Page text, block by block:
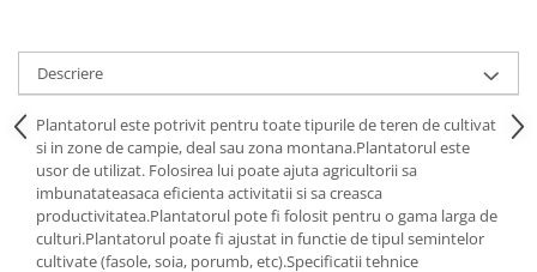
Incubatoare, oparitoare si
deplumatoare
Echipamente pentru animale
Aparate de tuns animale
Piese si accesorii aparate de tuns
animale
Tarcuri animale
Descriere
Plantatorul este potrivit pentru toate tipurile de teren de cultivat
si in zone de campie, deal sau zona montana.Plantatorul este
usor de utilizat. Folosirea lui poate ajuta agricultorii sa
imbunatateasaca eficienta activitatii si sa creasca
productivitatea.Plantatorul pote fi folosit pentru o gama larga de
culturi.Plantatorul poate fi ajustat in functie de tipul semintelor
cultivate (fasole, soia, porumb, etc).Specificatii tehnice